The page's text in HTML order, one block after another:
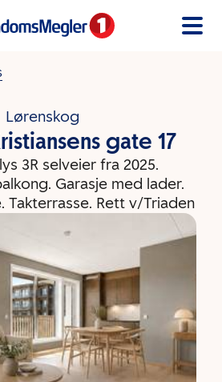
Lørenskog
gate 17
3R selveier fra 2025.
Garasje med lader.
Takterrasse. Rett v/Triaden